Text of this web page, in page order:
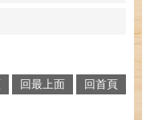
回最上面 回首頁